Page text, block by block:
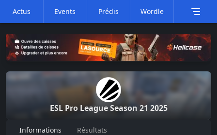
Actus Events Prédis Wordle
ESL Pro League Season 21 2025
Informations Résultats